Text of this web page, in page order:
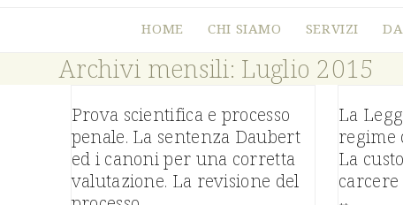
HOME CHI SIAMO SERVIZI
Archivi mensili: Luglio 2015
Prova scientifica e processo
penale. La sentenza Daubert
ed i canoni per una corretta
valutazione. La revisione del
La
regime
La